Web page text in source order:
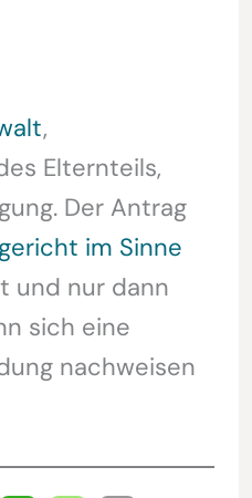
,
Elternteils,
Der Antrag
im Sinne
und nur dann
sich eine
nachweisen